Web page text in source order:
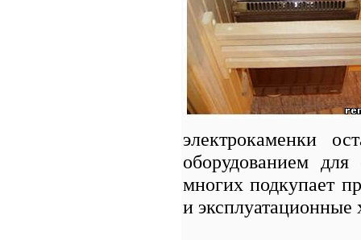
электрокаменки
оборудованием
многих подкупает
и эксплуатационные